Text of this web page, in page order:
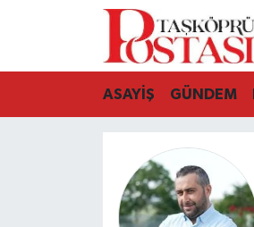
ASAYİŞ GÜNDEM
Kastamonu Vefat Edenler
Ağlı Haberleri
Araç Haberleri